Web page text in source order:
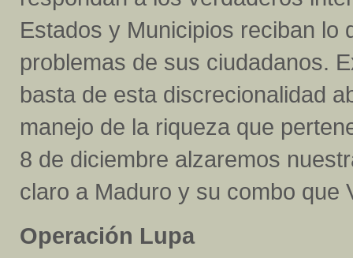
Estados y Municipios reciban lo
problemas de sus ciudadanos.
basta de esta discrecionalidad
manejo de la riqueza que
8 de diciembre alzaremos
claro a Maduro y su combo que
Operación Lupa